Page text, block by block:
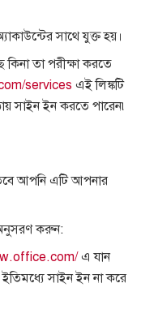
সাথে যুক্ত হয়।
তা পরীক্ষা করতে
services এই লিঙ্কটি
সাইন ইন করতে পারেন৷
আপনি এটি আপনার
করুন:
এ যান
সাইন ইন না করে